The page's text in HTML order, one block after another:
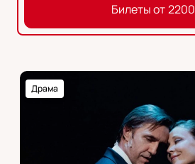
Билеты от2200
Драма